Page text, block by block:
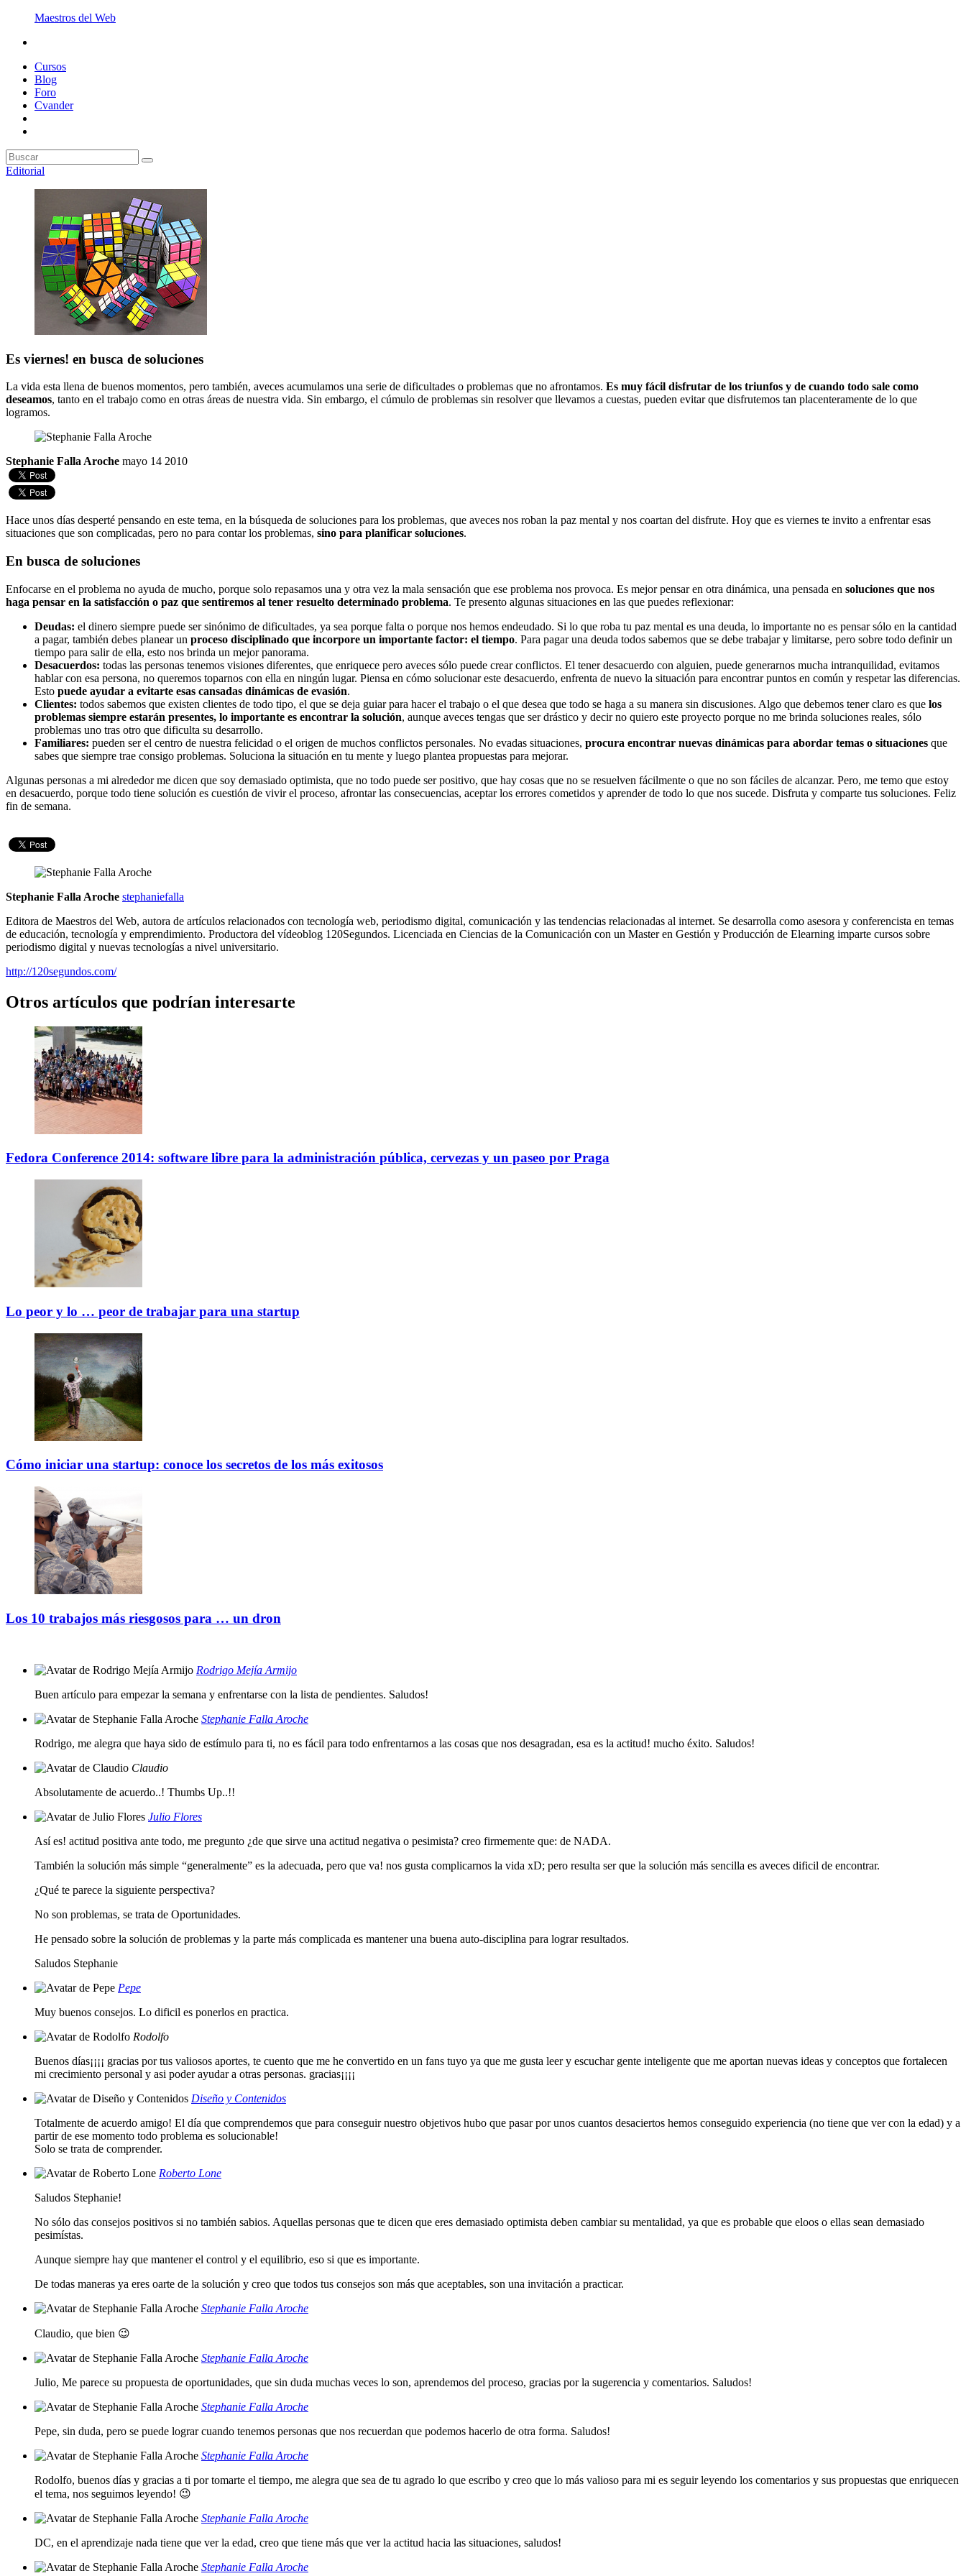
Maestros del Web
Cursos
Blog
Foro
Cvander
Editorial
Es viernes! en busca de soluciones
La vida esta llena de buenos momentos, pero también, aveces acumulamos una serie de dificultades o problemas que no afrontamos. Es muy fácil disfrutar de los triunfos y de cuando todo sale como
deseamos, tanto en el trabajo como en otras áreas de nuestra vida. Sin embargo, el cúmulo de problemas sin resolver que llevamos a cuestas, pueden evitar que disfrutemos tan placenteramente de lo que
logramos.
Stephanie Falla Aroche mayo 14 2010
Hace unos días desperté pensando en este tema, en la búsqueda de soluciones para los problemas, que aveces nos roban la paz mental y nos coartan del disfrute. Hoy que es viernes te invito a enfrentar esas
situaciones que son complicadas, pero no para contar los problemas, sino para planificar soluciones.
En busca de soluciones
Enfocarse en el problema no ayuda de mucho, porque solo repasamos una y otra vez la mala sensación que ese problema nos provoca. Es mejor pensar en otra dinámica, una pensada en soluciones que nos
haga pensar en la satisfacción o paz que sentiremos al tener resuelto determinado problema. Te presento algunas situaciones en las que puedes reflexionar:
Deudas: el dinero siempre puede ser sinónimo de dificultades, ya sea porque falta o porque nos hemos endeudado. Si lo que roba tu paz mental es una deuda, lo importante no es pensar sólo en la cantidad
a pagar, también debes planear un proceso disciplinado que incorpore un importante factor: el tiempo. Para pagar una deuda todos sabemos que se debe trabajar y limitarse, pero sobre todo definir un
tiempo para salir de ella, esto nos brinda un mejor panorama.
Desacuerdos: todas las personas tenemos visiones diferentes, que enriquece pero aveces sólo puede crear conflictos. El tener desacuerdo con alguien, puede generarnos mucha intranquilidad, evitamos
hablar con esa persona, no queremos toparnos con ella en ningún lugar. Piensa en cómo solucionar este desacuerdo, enfrenta de nuevo la situación para encontrar puntos en común y respetar las diferencias.
Esto puede ayudar a evitarte esas cansadas dinámicas de evasión.
Clientes: todos sabemos que existen clientes de todo tipo, el que se deja guiar para hacer el trabajo o el que desea que todo se haga a su manera sin discusiones. Algo que debemos tener claro es que los
problemas siempre estarán presentes, lo importante es encontrar la solución, aunque aveces tengas que ser drástico y decir no quiero este proyecto porque no me brinda soluciones reales, sólo
problemas uno tras otro que dificulta su desarrollo.
Familiares: pueden ser el centro de nuestra felicidad o el origen de muchos conflictos personales. No evadas situaciones, procura encontrar nuevas dinámicas para abordar temas o situaciones que
sabes que siempre trae consigo problemas. Soluciona la situación en tu mente y luego plantea propuestas para mejorar.
Algunas personas a mi alrededor me dicen que soy demasiado optimista, que no todo puede ser positivo, que hay cosas que no se resuelven fácilmente o que no son fáciles de alcanzar. Pero, me temo que estoy
en desacuerdo, porque todo tiene solución es cuestión de vivir el proceso, afrontar las consecuencias, aceptar los errores cometidos y aprender de todo lo que nos sucede. Disfruta y comparte tus soluciones. Feliz
fin de semana.
Stephanie Falla Aroche stephaniefalla
Editora de Maestros del Web, autora de artículos relacionados con tecnología web, periodismo digital, comunicación y las tendencias relacionadas al internet. Se desarrolla como asesora y conferencista en temas
de educación, tecnología y emprendimiento. Productora del vídeoblog 120Segundos. Licenciada en Ciencias de la Comunicación con un Master en Gestión y Producción de Elearning imparte cursos sobre
periodismo digital y nuevas tecnologías a nivel universitario.
http://120segundos.com/
Otros artículos que podrían interesarte
Fedora Conference 2014: software libre para la administración pública, cervezas y un paseo por Praga
Lo peor y lo … peor de trabajar para una startup
Cómo iniciar una startup: conoce los secretos de los más exitosos
Los 10 trabajos más riesgosos para … un dron
Rodrigo Mejía Armijo
Buen artículo para empezar la semana y enfrentarse con la lista de pendientes. Saludos!
Stephanie Falla Aroche
Rodrigo, me alegra que haya sido de estímulo para ti, no es fácil para todo enfrentarnos a las cosas que nos desagradan, esa es la actitud! mucho éxito. Saludos!
Claudio
Absolutamente de acuerdo..! Thumbs Up..!!
Julio Flores
Así es! actitud positiva ante todo, me pregunto ¿de que sirve una actitud negativa o pesimista? creo firmemente que: de NADA.
También la solución más simple “generalmente” es la adecuada, pero que va! nos gusta complicarnos la vida xD; pero resulta ser que la solución más sencilla es aveces dificil de encontrar.
¿Qué te parece la siguiente perspectiva?
No son problemas, se trata de Oportunidades.
He pensado sobre la solución de problemas y la parte más complicada es mantener una buena auto-disciplina para lograr resultados.
Saludos Stephanie
Pepe
Muy buenos consejos. Lo dificil es ponerlos en practica.
Rodolfo
Buenos días¡¡¡¡ gracias por tus valiosos aportes, te cuento que me he convertido en un fans tuyo ya que me gusta leer y escuchar gente inteligente que me aportan nuevas ideas y conceptos que fortalecen
mi crecimiento personal y asi poder ayudar a otras personas. gracias¡¡¡¡
Diseño y Contenidos
Totalmente de acuerdo amigo! El día que comprendemos que para conseguir nuestro objetivos hubo que pasar por unos cuantos desaciertos hemos conseguido experiencia (no tiene que ver con la edad) y a
partir de ese momento todo problema es solucionable!
Solo se trata de comprender.
Roberto Lone
Saludos Stephanie!
No sólo das consejos positivos si no también sabios. Aquellas personas que te dicen que eres demasiado optimista deben cambiar su mentalidad, ya que es probable que eloos o ellas sean demasiado
pesimístas.
Aunque siempre hay que mantener el control y el equilibrio, eso si que es importante.
De todas maneras ya eres oarte de la solución y creo que todos tus consejos son más que aceptables, son una invitación a practicar.
Stephanie Falla Aroche
Claudio, que bien 😉
Stephanie Falla Aroche
Julio, Me parece su propuesta de oportunidades, que sin duda muchas veces lo son, aprendemos del proceso, gracias por la sugerencia y comentarios. Saludos!
Stephanie Falla Aroche
Pepe, sin duda, pero se puede lograr cuando tenemos personas que nos recuerdan que podemos hacerlo de otra forma. Saludos!
Stephanie Falla Aroche
Rodolfo, buenos días y gracias a ti por tomarte el tiempo, me alegra que sea de tu agrado lo que escribo y creo que lo más valioso para mi es seguir leyendo los comentarios y sus propuestas que enriquecen
el tema, nos seguimos leyendo! 😉
Stephanie Falla Aroche
DC, en el aprendizaje nada tiene que ver la edad, creo que tiene más que ver la actitud hacia las situaciones, saludos!
Stephanie Falla Aroche